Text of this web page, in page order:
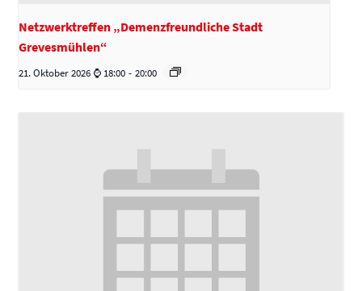
Netzwerktreffen „Demenzfreundliche Stadt
Grevesmühlen“
21. Oktober 2026 ⌚ 18:00 - 20:00